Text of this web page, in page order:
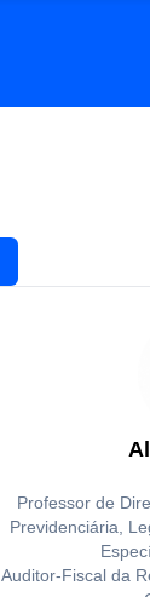
Professor de
Previdenciária,
Auditor-Fiscal da